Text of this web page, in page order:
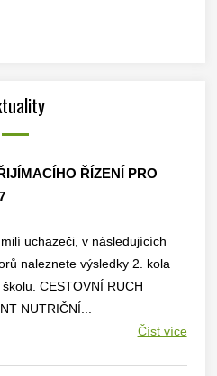
ŘÍZENÍ PRO
uchazeči, v následujících
naleznete výsledky 2. kola
CESTOVNÍ RUCH
NUTRIČNÍ...
Číst více